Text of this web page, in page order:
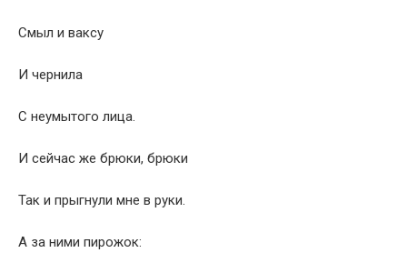
Смыл и ваксу
И чернила
С неумытого лица.
И сейчас же брюки, брюки
Так и прыгнули мне в руки.
А за ними пирожок: